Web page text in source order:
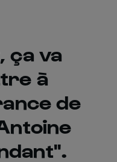
ça va
à
de